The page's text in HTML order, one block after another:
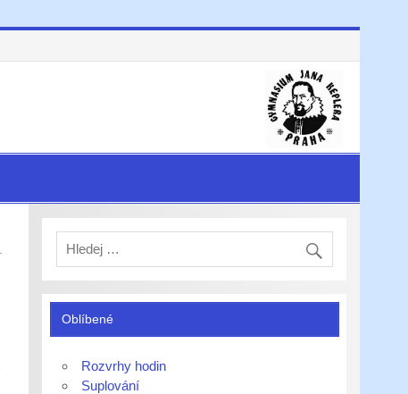
Oblíbené
Rozvrhy hodin
Suplování